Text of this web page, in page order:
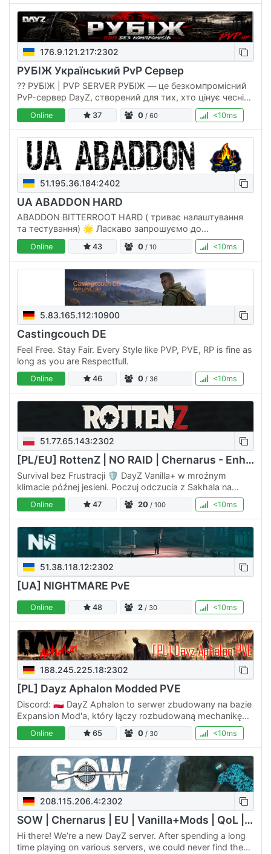
176.9.121.217:2302
РУБІЖ Український PvP Сервер
??️ РУБІЖ | PVP SERVER РУБІЖ — це безкомпромісний
PvP-сервер DayZ, створений для тих, хто цінує чесні
перестрілки, рейди та боротьбу за виживання. 🔥 На
тебе чекає: ⚔️…
Online 37 0 / 60 <10ms
51.195.36.184:2402
UA ABADDON HARD
ABADDON BITTERROOT HARD ( триває налаштування
та тестування) 🌟 Ласкаво запрошуємо до
унікального світу "ABADDON"! 🌟 🎮 Ігри вашого
вибору: "ABADDON" - це великий…
Online 43 0 / 10 <10ms
5.83.165.112:10900
Castingcouch DE
Feel Free. Stay Fair. Every Style like PVP, PVE, RP is fine as
long as you are Respectfull.
Online 46 0 / 36 <10ms
51.77.65.143:2302
[PL/EU] RottenZ | NO RAID | Chernarus - Enhanced Vanilla
Survival bez Frustracji 🛡️ DayZ Vanilla+ w mroźnym
klimacie późnej jesieni. Poczuj odczucia z Sakhala na
Chernorusi! Mapa i party!🗺️ Nowe warianty broni,
keycardy i…
Online 47 20 / 100 <10ms
51.38.118.12:2302
[UA] NIGHTMARE PvE
Online 48 2 / 30 <10ms
188.245.225.18:2302
[PL] Dayz Aphalon Modded PVE
Discord: 🇵🇱 DayZ Aphalon to serwer zbudowany na bazie
Expansion Mod'a, który łączy rozbudowaną mechanikę
rozgrywki z klimatem pełnym wyzwań i immersji. Idealne
miejsce…
Online 65 0 / 30 <10ms
208.115.206.4:2302
SOW | Chernarus | EU | Vanilla+Mods | QoL | 1PP
Hi there! We’re a new DayZ server. After spending a long
time playing on various servers, we could never find the